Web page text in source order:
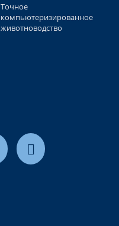
Точное
компьютеризированное
животноводство